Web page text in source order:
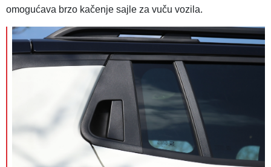
omogućava brzo kačenje sajle za vuču vozila.